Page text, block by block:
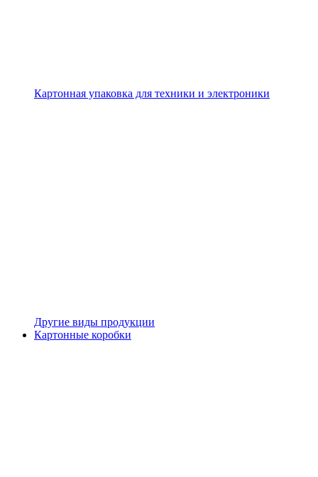
Картонная упаковка для техники и электроники
Другие виды продукции
Картонные коробки